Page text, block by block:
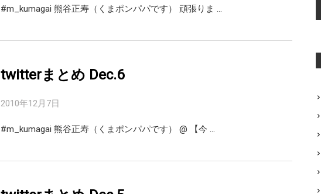
#m_kumagai 熊谷正寿（くまポンパパです） 頑張りま …
twitterまとめ Dec.6
2010年12月7日
#m_kumagai 熊谷正寿（くまポンパパです） @ 【今 …